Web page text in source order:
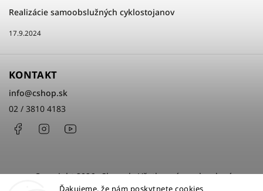
Ďakujeme, že nám poskytnete cookies
Realizácie samoobslužných cyklostojanov
17.9.2024
KONTAKT
info@cshop.sk
02 / 3810 4183
FacebookInstagram
Copyright 2026cShop.sk. Všetky práva vyhradené.